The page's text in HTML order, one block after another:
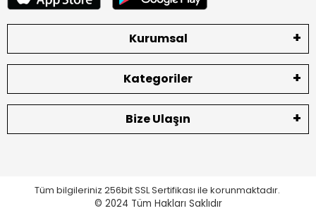
Kurumsal
Kategoriler
Bize Ulaşın
Tüm bilgileriniz 256bit SSL Sertifikası ile korunmaktadır.
© 2024 Tüm Hakları Saklıdır